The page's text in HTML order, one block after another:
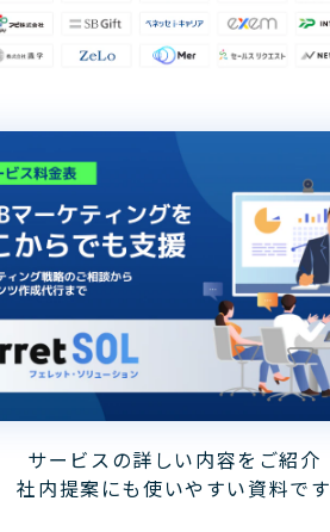
サービスの詳しい内容をご紹介
社内提案にも使いやすい資料です